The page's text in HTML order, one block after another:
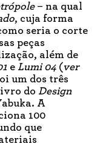
– na qual
, cuja forma
seria o corte
peças
além de
e Lumi 04 (ver
um dos três
do Design
A
100
que